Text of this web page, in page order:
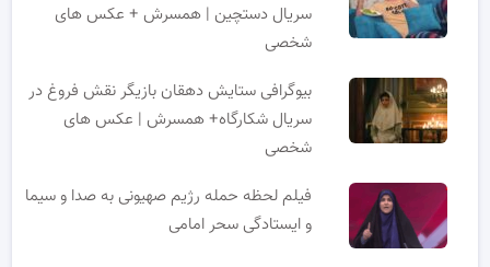
سریال دستچین | همسرش + عکس های
شخصی
بیوگرافی ستایش دهقان بازیگر نقش فروغ در
سریال شکارگاه+ همسرش | عکس های
شخصی
فیلم لحظه حمله رژیم صهیونی به صدا و سیما
و ایستادگی سحر امامی